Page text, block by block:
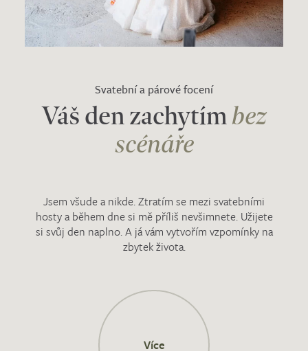
Svatební a párové focení
Váš den zachytímbez
scénáře
Jsem všude a nikde. Ztratím se mezi svatebními
hosty a během dne si mě příliš nevšimnete. Užijete
si svůj den naplno. A já vám vytvořím vzpomínky na
zbytek života.
Více